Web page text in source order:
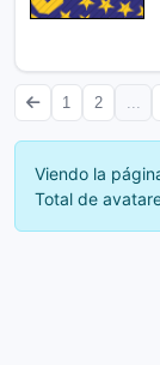
1 2
Viendo la
Total de